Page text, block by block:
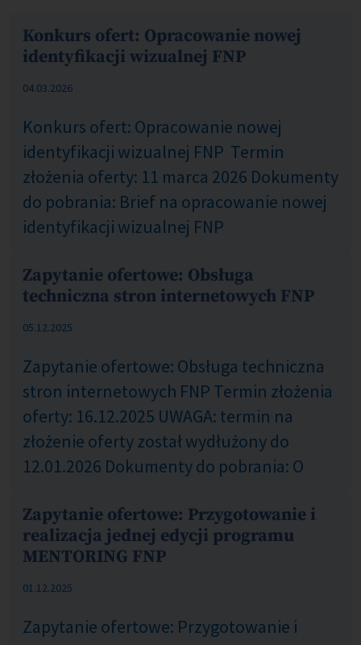
Konkurs ofert: Opracowanie nowej
identyfikacji wizualnej FNP
COM_CONTENT_PUBLISHED_DATE_ON
04.03.2026
Konkurs ofert: Opracowanie nowej
identyfikacji wizualnej FNP Termin
złożenia oferty: 11 marca 2026 Dokumenty
do pobrania: Brief na opracowanie nowej
identyfikacji wizualnej FNP
Zapytanie ofertowe: Obsługa
techniczna stron internetowych FNP
COM_CONTENT_PUBLISHED_DATE_ON
05.12.2025
Zapytanie ofertowe: Obsługa techniczna
stron internetowych FNP Termin złożenia
oferty: 16.12.2025 UWAGA: termin na
złożenie oferty został wydłużony do
12.01.2026 Dokumenty do pobrania: O
Zapytanie ofertowe: Przygotowanie i
realizacja jednej edycji programu
MENTORING FNP
COM_CONTENT_PUBLISHED_DATE_ON
01.12.2025
Zapytanie ofertowe: Przygotowanie i